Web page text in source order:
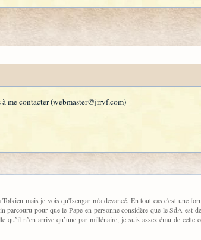
me contacter (webmaster@jrrvf.com)
mais je vois qu'Isengar m'a devancé. En tout cas c'est une
parcouru pour que le Pape en personne considère que le SdA est
n’en arrive qu’une par millénaire, je suis assez ému de